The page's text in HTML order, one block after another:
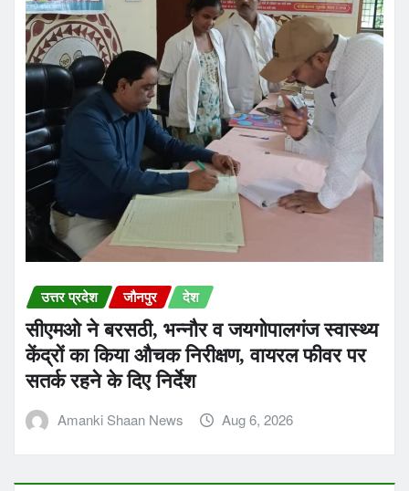
उत्तर प्रदेश जौनपुर देश
सीएमओ ने बरसठी, भन्नौर व जयगोपालगंज स्वास्थ्य
केंद्रों का किया औचक निरीक्षण, वायरल फीवर पर
सतर्क रहने के दिए निर्देश
Amanki Shaan News Aug 6, 2026